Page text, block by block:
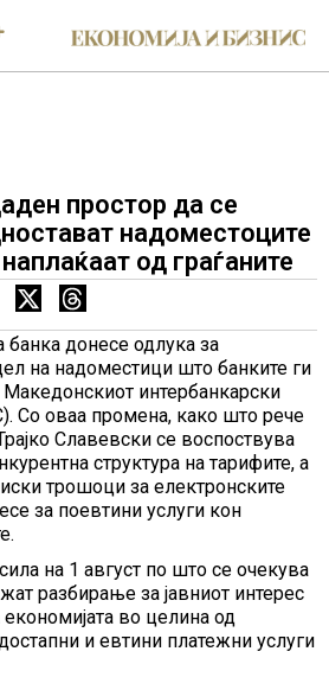
простор да се
надоместоците
од граѓаните
банка донесе одлука за
на надоместици што банките ги
Македонскиот интербанкарски
Со оваа промена, како што рече
Славевски се воспоствува
структура на тарифите, а
трошоци за електронските
за поевтини услуги кон
на 1 август по што се очекува
разбирање за јавниот интерес
во целина од
и евтини платежни услуги